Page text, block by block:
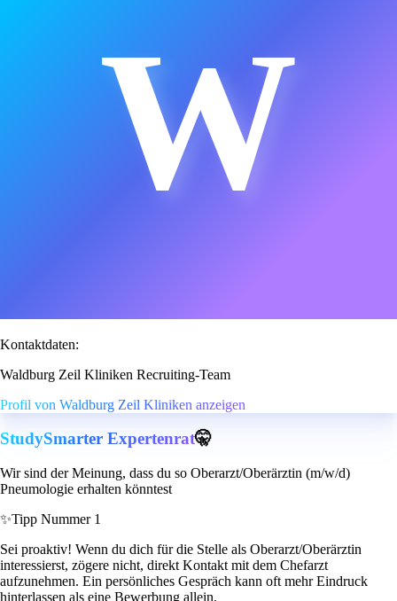
W
Kontaktdaten:
Waldburg Zeil Kliniken Recruiting-Team
Profil von Waldburg Zeil Kliniken anzeigen
StudySmarter Expertenrat🤫
Wir sind der Meinung, dass du so Oberarzt/Oberärztin (m/w/d)
Pneumologie erhalten könntest
✨Tipp Nummer 1
Sei proaktiv! Wenn du dich für die Stelle als Oberarzt/Oberärztin
interessierst, zögere nicht, direkt Kontakt mit dem Chefarzt
aufzunehmen. Ein persönliches Gespräch kann oft mehr Eindruck
hinterlassen als eine Bewerbung allein.